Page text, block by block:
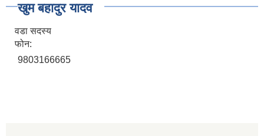
खुम बहादुर यादव
वडा सदस्य
फोन:
9803166665